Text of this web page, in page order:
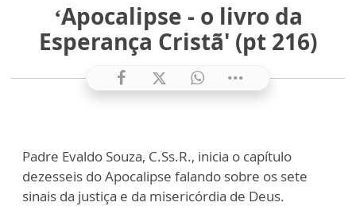
‘Apocalipse - o livro da
Esperança Cristã' (pt 216)
Padre Evaldo Souza, C.Ss.R., inicia o capítulo
dezesseis do Apocalipse falando sobre os sete
sinais da justiça e da misericórdia de Deus.